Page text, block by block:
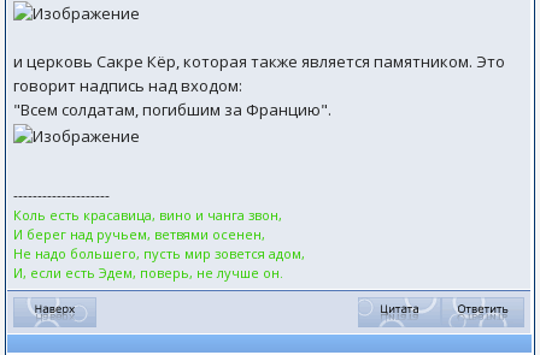
и церковь Сакре Кёр, которая также является памятником. Это
говорит надпись над входом:
"Всем солдатам, погибшим за Францию".
--------------------
Коль есть красавица, вино и чанга звон,
И берег над ручьем, ветвями осенен,
Не надо большего, пусть мир зовется адом,
И, если есть Эдем, поверь, не лучше он.